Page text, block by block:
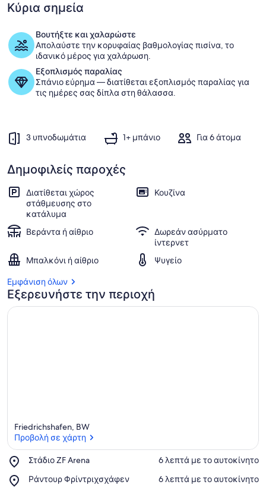
Εξωτερικοί χώροι
Κύρια σημεία
Βουτήξτε και χαλαρώστε
Απολαύστε την κορυφαίας βαθμολογίας πισίνα, το
ιδανικό μέρος για χαλάρωση.
Εξοπλισμός παραλίας
Σπάνιο εύρημα — διατίθεται εξοπλισμός παραλίας για
τις ημέρες σας δίπλα στη θάλασσα.
3 υπνοδωμάτια 1+ μπάνιο Για 6 άτομα
Δημοφιλείς παροχές
Διατίθεται χώρος
στάθμευσης στο
κατάλυμα
Κουζίνα
Βεράντα ή αίθριο
Δωρεάν ασύρματο
ίντερνετ
Μπαλκόνι ή αίθριο
Ψυγείο
Εμφάνιση όλων
Εξερευνήστε την περιοχή
Friedrichshafen, BW
Προβολή σε χάρτη
Στάδιο ZF Arena
Place,
ZF
‪6 λεπτά με το αυτοκίνητο‬
Ράντουρ Φρίντριχσχάφεν
Place,
‪6 λεπτά με το αυτοκίνητο‬